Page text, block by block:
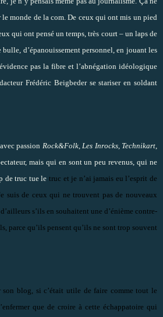
monde de la com. De ceux qui ont mis un pied
qui ont pensé un temps, très court – un laps de
d’épanouissement personnel, en jouant les
pas la fibre et l’abnégation idéologique
Frédéric Beigbeder se stariser en soldant
passion Rock&Folk, Les Inrocks, Technikart
mais qui en sont un peu revenus, qui ne
de truc tue le truc et je n’ai jamais eu l’esprit de
suis de ceux qui ne trouvent pas de nouveaux
s’ils en souhaitent une d’énième contre-
parce qu’ils pensent qu’ils ne sont trop souvent
son blog, si c’était utile de faire comme tout le
que de croire à cette échappatoire qui